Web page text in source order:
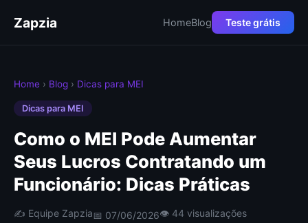
Zapzia HomeBlog Teste grátis
Home › Blog › Dicas para MEI
Dicas para MEI
Como o MEI Pode Aumentar
Seus Lucros Contratando um
Funcionário: Dicas Práticas
✍️ Equipe Zapzia📅 07/06/2026👁 44 visualizações